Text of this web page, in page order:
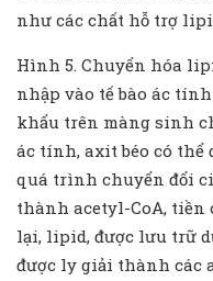
như các chất hỗ trợ
Hình 5. Chuyển hóa
nhập vào tế bào ác
khẩu trên màng sinh
ác tính, axit béo có thể
quá trình chuyển đổi
thành acetyl-CoA, tiền
lại, lipid, được lưu trữ
được ly giải thành các